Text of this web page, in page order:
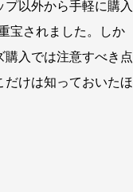
プ以外から手軽に購入
宝されました。しか
購入では注意すべき点
だけは知っておいたほ